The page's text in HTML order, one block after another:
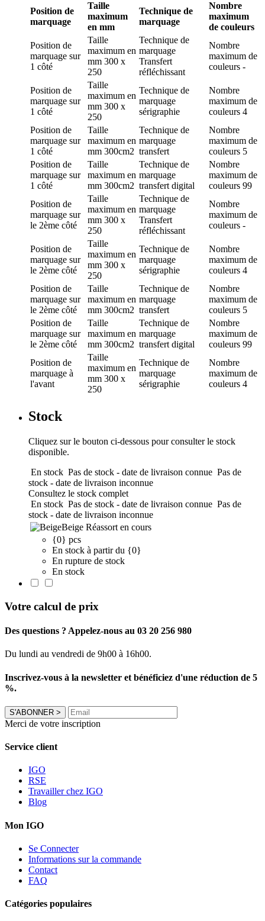
Position de
marquage
Taille
maximum
en mm
Technique de
marquage
Nombre
maximum
de couleurs
Position de
marquage sur
1 côté
Taille
maximum en
mm 300 x
250
Technique de
marquage
Transfert
réfléchissant
Nombre
maximum de
couleurs -
Position de
marquage sur
1 côté
Taille
maximum en
mm 300 x
250
Technique de
marquage
sérigraphie
Nombre
maximum de
couleurs 4
Position de
marquage sur
1 côté
Taille
maximum en
mm 300cm2
Technique de
marquage
transfert
Nombre
maximum de
couleurs 5
Position de
marquage sur
1 côté
Taille
maximum en
mm 300cm2
Technique de
marquage
transfert digital
Nombre
maximum de
couleurs 99
Position de
marquage sur
le 2ème côté
Taille
maximum en
mm 300 x
250
Technique de
marquage
Transfert
réfléchissant
Nombre
maximum de
couleurs -
Position de
marquage sur
le 2ème côté
Taille
maximum en
mm 300 x
250
Technique de
marquage
sérigraphie
Nombre
maximum de
couleurs 4
Position de
marquage sur
le 2ème côté
Taille
maximum en
mm 300cm2
Technique de
marquage
transfert
Nombre
maximum de
couleurs 5
Position de
marquage sur
le 2ème côté
Taille
maximum en
mm 300cm2
Technique de
marquage
transfert digital
Nombre
maximum de
couleurs 99
Position de
marquage à
l'avant
Taille
maximum en
mm 300 x
250
Technique de
marquage
sérigraphie
Nombre
maximum de
couleurs 4
Stock
Cliquez sur le bouton ci-dessous pour consulter le stock
disponible.
En stock Pas de stock - date de livraison connue Pas de
stock - date de livraison inconnue
Consultez le stock complet
En stock Pas de stock - date de livraison connue Pas de
stock - date de livraison inconnue
Beige Réassort en cours
{0} pcs
En stock à partir du {0}
En rupture de stock
En stock
Votre calcul de prix
Des questions ? Appelez-nous au 03 20 256 980
Du lundi au vendredi de 9h00 à 16h00.
Inscrivez-vous à la newsletter et bénéficiez d'une réduction de 5
%.
S'ABONNER >
Merci de votre inscription
Service client
IGO
RSE
Travailler chez IGO
Blog
Mon IGO
Se Connecter
Informations sur la commande
Contact
FAQ
Catégories populaires